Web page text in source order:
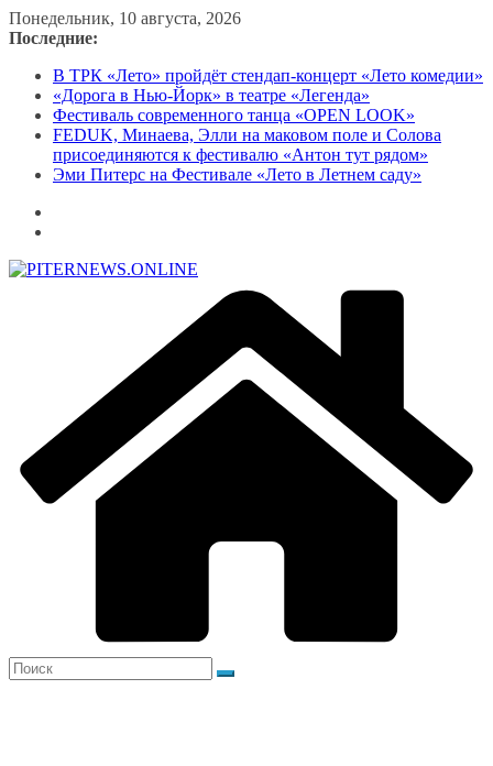
Перейти
к
Понедельник, 10 августа, 2026
Последние:
В ТРК «Лето» пройдёт стендап-концерт «Лето комедии»
«Дорога в Нью-Йорк» в театре «Легенда»
Фестиваль современного танца «OPEN LOOK»
FEDUK, Минаева, Элли на маковом поле и Солова
присоединяются к фестивалю «Антон тут рядом»
Эми Питерс на Фестивале «Лето в Летнем саду»